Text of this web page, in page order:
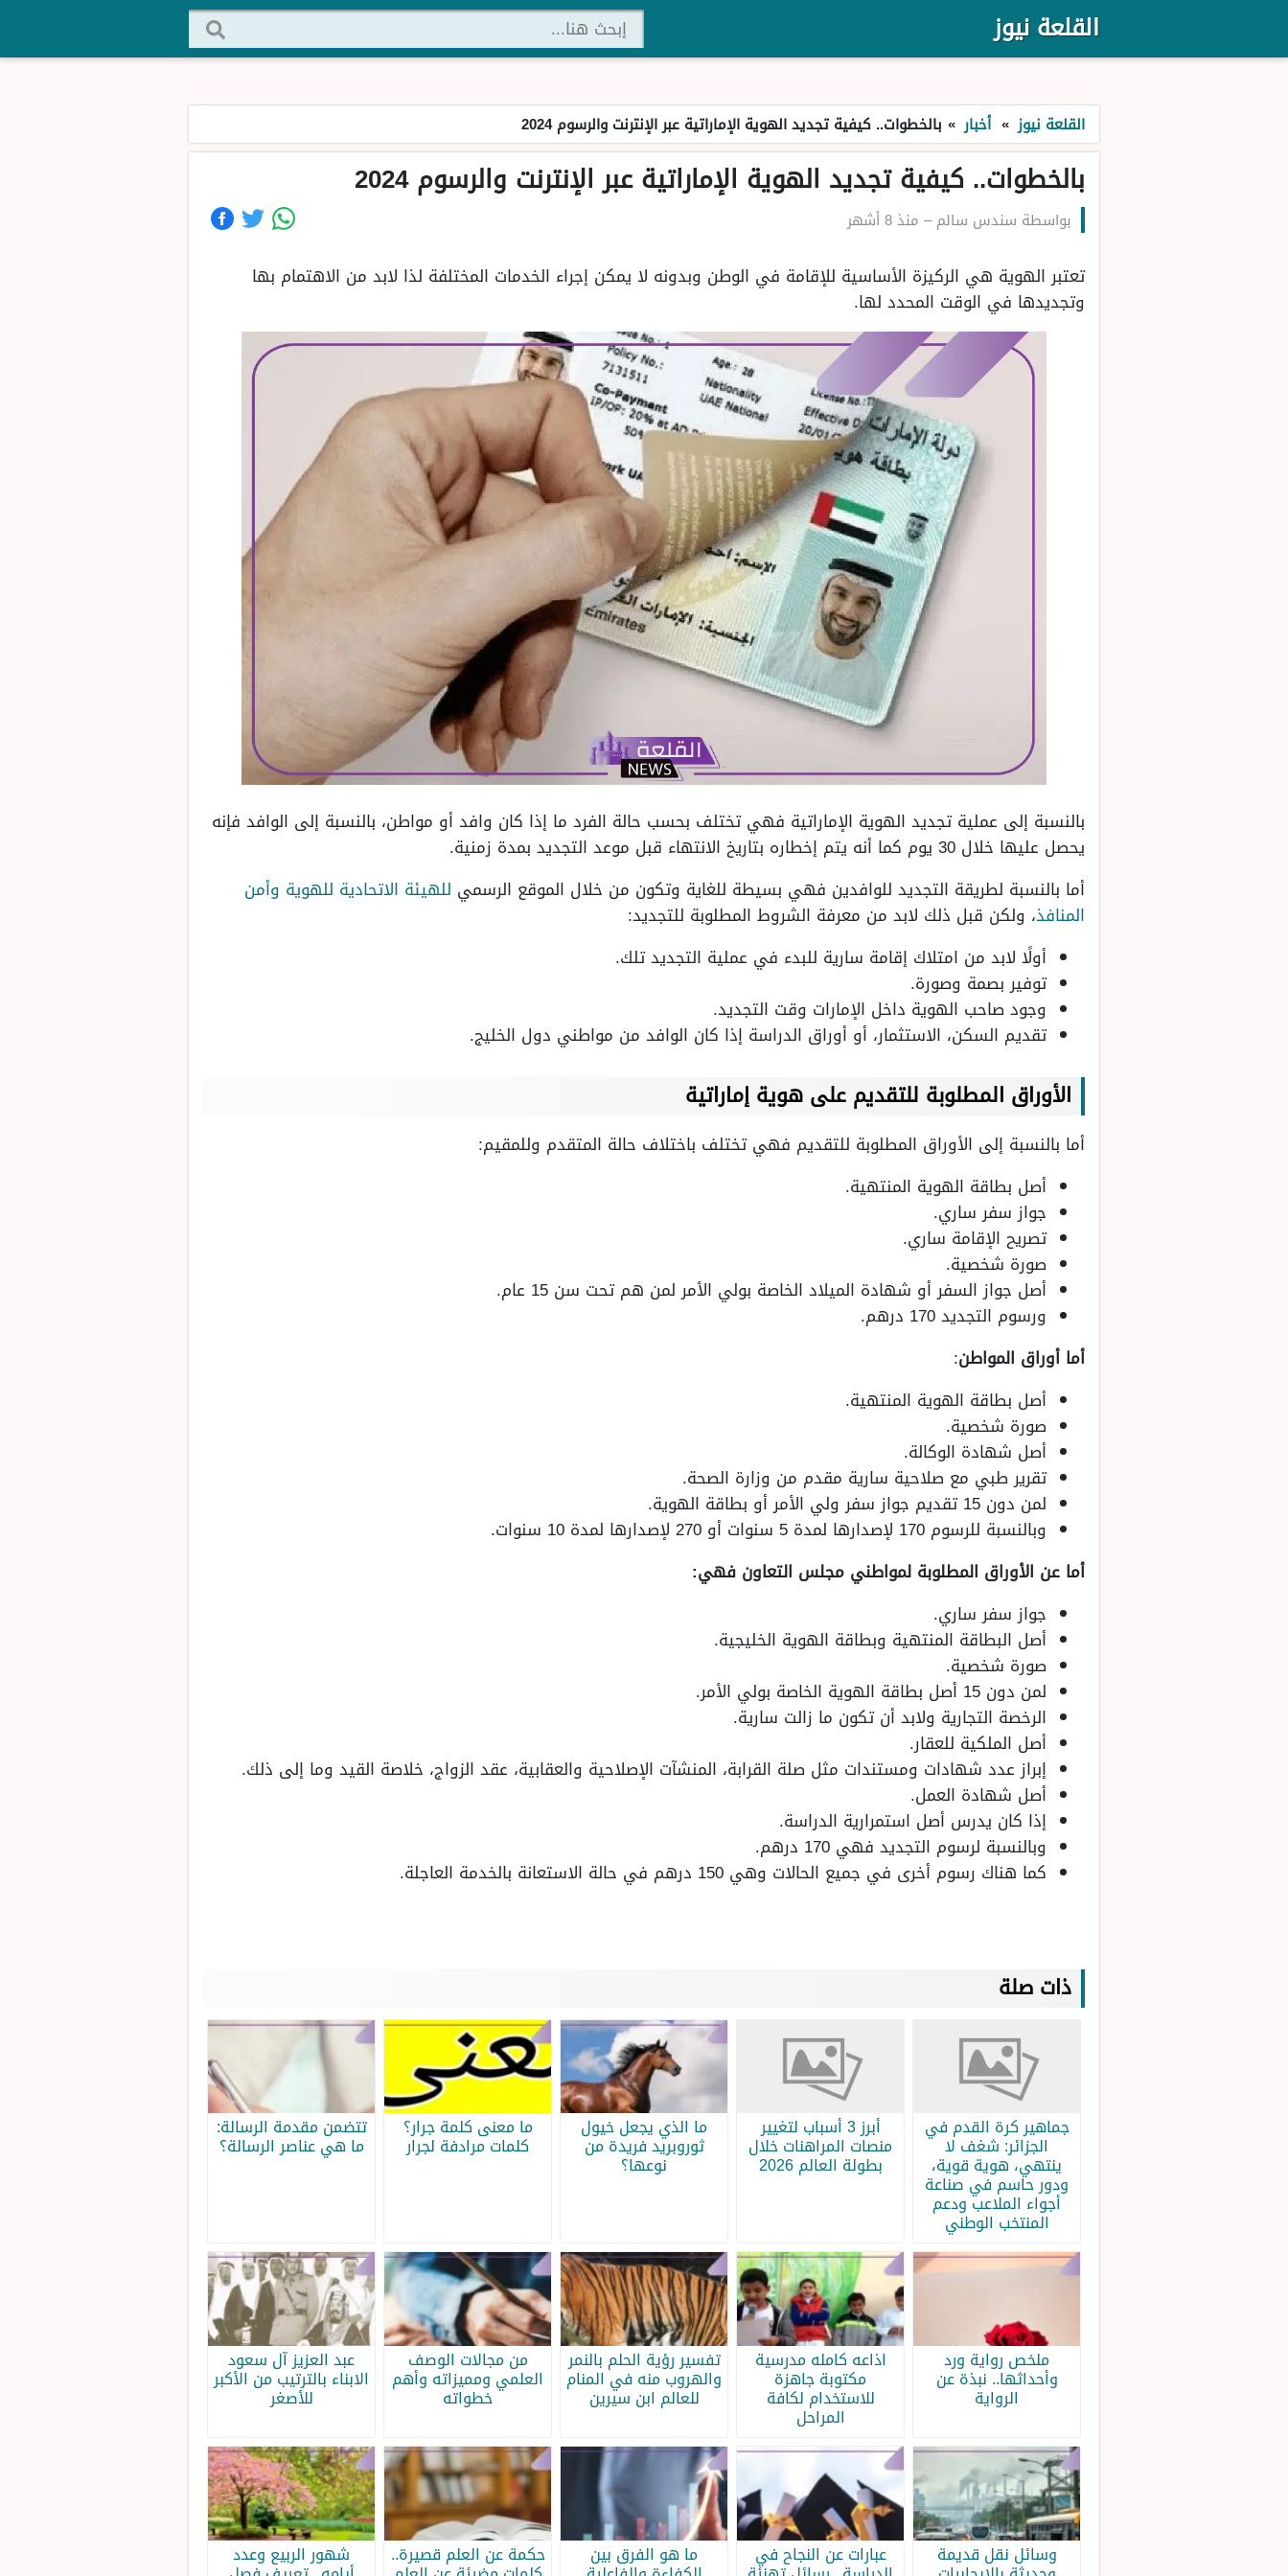
القلعة نيوز
القلعة نيوز » أخبار » بالخطوات.. كيفية تجديد الهوية الإماراتية عبر الإنترنت والرسوم 2024
بالخطوات.. كيفية تجديد الهوية الإماراتية عبر الإنترنت والرسوم 2024
بواسطة سندس سالم– منذ 8 أشهر
تعتبر الهوية هي الركيزة الأساسية للإقامة في الوطن وبدونه لا يمكن إجراء الخدمات المختلفة لذا لابد من الاهتمام بها
وتجديدها في الوقت المحدد لها.
بالنسبة إلى عملية تجديد الهوية الإماراتية فهي تختلف بحسب حالة الفرد ما إذا كان وافد أو مواطن، بالنسبة إلى الوافد فإنه
يحصل عليها خلال 30 يوم كما أنه يتم إخطاره بتاريخ الانتهاء قبل موعد التجديد بمدة زمنية.
أما بالنسبة لطريقة التجديد للوافدين فهي بسيطة للغاية وتكون من خلال الموقع الرسمي للهيئة الاتحادية للهوية وأمن
المنافذ، ولكن قبل ذلك لابد من معرفة الشروط المطلوبة للتجديد:
أولًا لابد من امتلاك إقامة سارية للبدء في عملية التجديد تلك.
توفير بصمة وصورة.
وجود صاحب الهوية داخل الإمارات وقت التجديد.
تقديم السكن، الاستثمار، أو أوراق الدراسة إذا كان الوافد من مواطني دول الخليج.
الأوراق المطلوبة للتقديم على هوية إماراتية
أما بالنسبة إلى الأوراق المطلوبة للتقديم فهي تختلف باختلاف حالة المتقدم وللمقيم:
أصل بطاقة الهوية المنتهية.
جواز سفر ساري.
تصريح الإقامة ساري.
صورة شخصية.
أصل جواز السفر أو شهادة الميلاد الخاصة بولي الأمر لمن هم تحت سن 15 عام.
ورسوم التجديد 170 درهم.
أما أوراق المواطن:
أصل بطاقة الهوية المنتهية.
صورة شخصية.
أصل شهادة الوكالة.
تقرير طبي مع صلاحية سارية مقدم من وزارة الصحة.
لمن دون 15 تقديم جواز سفر ولي الأمر أو بطاقة الهوية.
وبالنسبة للرسوم 170 لإصدارها لمدة 5 سنوات أو 270 لإصدارها لمدة 10 سنوات.
أما عن الأوراق المطلوبة لمواطني مجلس التعاون فهي:
جواز سفر ساري.
أصل البطاقة المنتهية وبطاقة الهوية الخليجية.
صورة شخصية.
لمن دون 15 أصل بطاقة الهوية الخاصة بولي الأمر.
الرخصة التجارية ولابد أن تكون ما زالت سارية.
أصل الملكية للعقار.
إبراز عدد شهادات ومستندات مثل صلة القرابة، المنشآت الإصلاحية والعقابية، عقد الزواج، خلاصة القيد وما إلى ذلك.
أصل شهادة العمل.
إذا كان يدرس أصل استمرارية الدراسة.
وبالنسبة لرسوم التجديد فهي 170 درهم.
كما هناك رسوم أخرى في جميع الحالات وهي 150 درهم في حالة الاستعانة بالخدمة العاجلة.
ذات صلة
جماهير كرة القدم في
الجزائر: شغف لا
ينتهي، هوية قوية،
ودور حاسم في صناعة
أجواء الملاعب ودعم
المنتخب الوطني
أبرز 3 أسباب لتغيير
منصات المراهنات خلال
بطولة العالم 2026
ما الذي يجعل خيول
ثوروبريد فريدة من
نوعها؟
ما معنى كلمة جرار؟
كلمات مرادفة لجرار
تتضمن مقدمة الرسالة:
ما هي عناصر الرسالة؟
ملخص رواية ورد
وأحداثها.. نبذة عن
الرواية
اذاعه كامله مدرسية
مكتوبة جاهزة
للاستخدام لكافة
المراحل
تفسير رؤية الحلم بالنمر
والهروب منه في المنام
للعالم ابن سيرين
من مجالات الوصف
العلمي ومميزاته وأهم
خطواته
عبد العزيز آل سعود
الابناء بالترتيب من الأكبر
للأصغر
وسائل نقل قديمة عبارات عن النجاح في ما هو الفرق بين حكمة عن العلم قصيرة.. شهور الربيع وعدد